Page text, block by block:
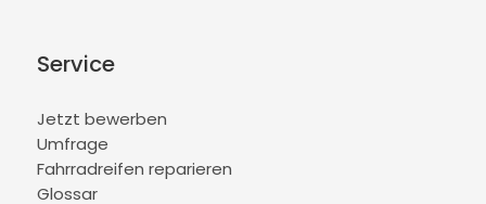
Service
Jetzt bewerben
Umfrage
Fahrradreifen reparieren
Glossar